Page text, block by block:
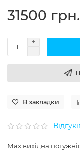
31500 грн.
В закладки
Max вихідна